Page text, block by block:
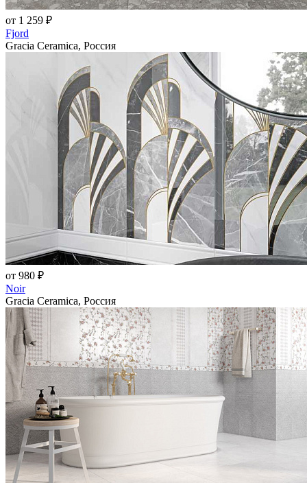
от 1 259 ₽
Fjord
Gracia Ceramica, Россия
от 980 ₽
Noir
Gracia Ceramica, Россия